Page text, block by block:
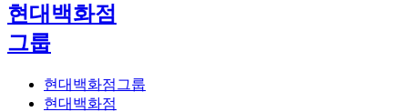
현대백화점
그룹
현대백화점그룹
현대백화점